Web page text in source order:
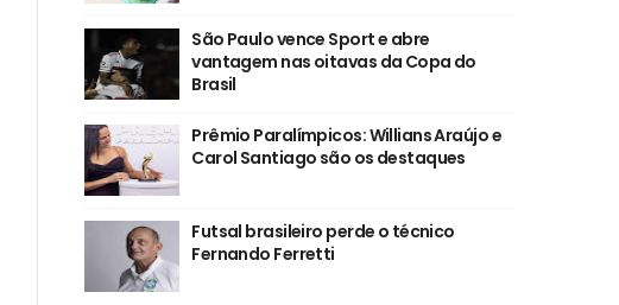
São Paulo vence Sport e abre
vantagem nas oitavas da Copa do
Brasil
Prêmio Paralímpicos: Willians Araújo e
Carol Santiago são os destaques
Futsal brasileiro perde o técnico
Fernando Ferretti